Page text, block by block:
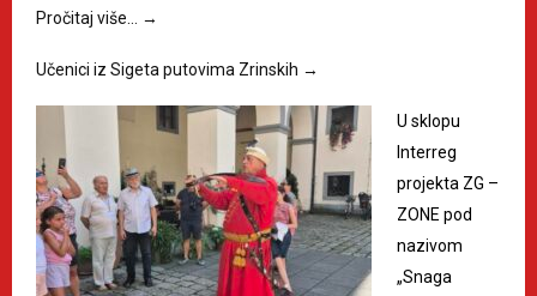
Pročitaj više…
→
Učenici iz Sigeta putovima Zrinskih →
U sklopu
Interreg
projekta ZG –
ZONE pod
nazivom
„Snaga